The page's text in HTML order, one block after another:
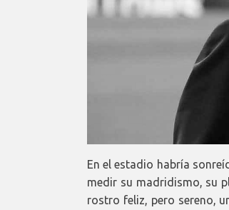
En el estadio habría
medir su madridismo, su
rostro feliz, pero sereno,